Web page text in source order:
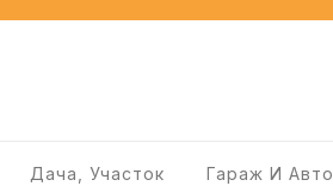
Дача, Участок Гараж И Авто